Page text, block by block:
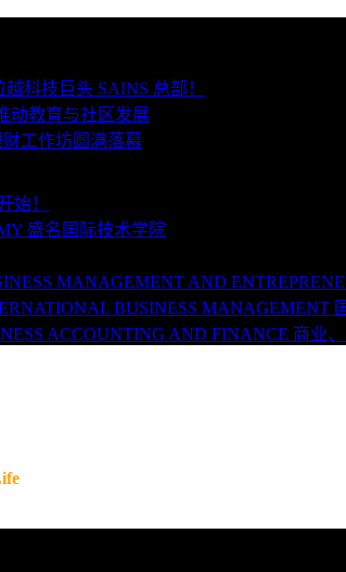
科技巨头 SAINS 总部！
动教育与社区发展
工作坊圆满落幕
始！
盛名国际技术学院
MANAGEMENT AND
BUSINESS MANAGEMENT
ACCOUNTING AND FINANCE 商业